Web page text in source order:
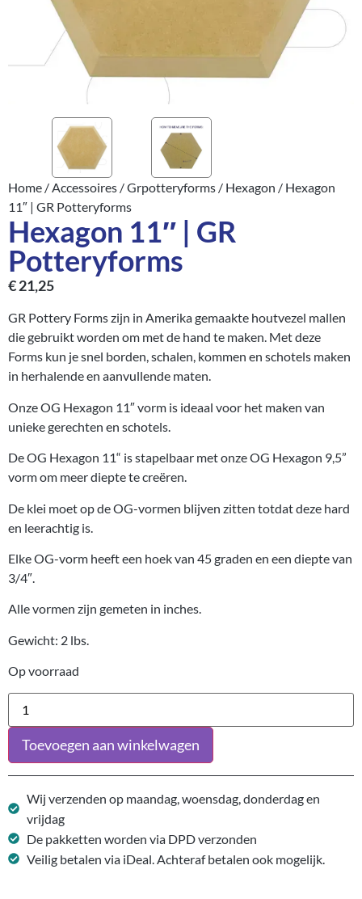
Home /Accessoires /Grpotteryforms / Hexagon / Hexagon
11″ | GR Potteryforms
Hexagon 11″ | GR
Potteryforms
€21,25
GR Pottery Forms zijn in Amerika gemaakte houtvezel mallen
die gebruikt worden om met de hand te maken. Met deze
Forms kun je snel borden, schalen, kommen en schotels maken
in herhalende en aanvullende maten.
Onze OG Hexagon 11″ vorm is ideaal voor het maken van
unieke gerechten en schotels.
De OG Hexagon 11“ is stapelbaar met onze OG Hexagon 9,5”
vorm om meer diepte te creëren.
De klei moet op de OG-vormen blijven zitten totdat deze hard
en leerachtig is.
Elke OG-vorm heeft een hoek van 45 graden en een diepte van
3/4″.
Alle vormen zijn gemeten in inches.
Gewicht: 2 lbs.
Op voorraad
Toevoegen aan winkelwagen
Wij verzenden op maandag, woensdag, donderdag en
vrijdag
De pakketten worden via DPD verzonden
Veilig betalen via iDeal. Achteraf betalen ook mogelijk.